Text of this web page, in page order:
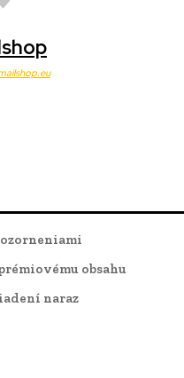
obsahu
naraz